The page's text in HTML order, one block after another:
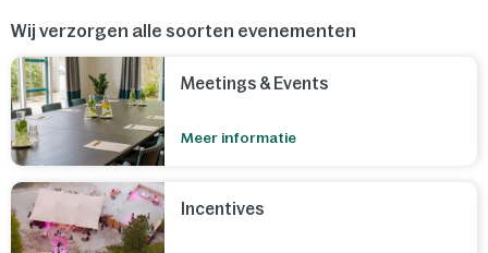
Wij verzorgen alle soorten evenementen
Meetings & Events
Meer informatie
Incentives